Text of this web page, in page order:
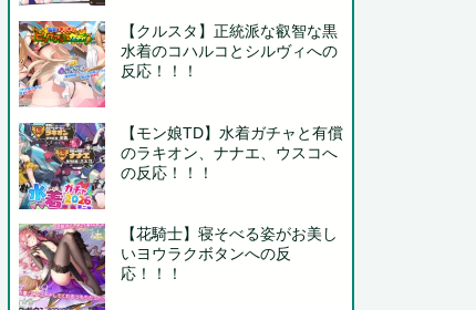
【クルスタ】正統派な叡智な黒
水着のコハルコとシルヴィへの
反応！！！
【モン娘TD】水着ガチャと有償
のラキオン、ナナエ、ウスコへ
の反応！！！
【花騎士】寝そべる姿がお美し
いヨウラクボタンへの反
応！！！